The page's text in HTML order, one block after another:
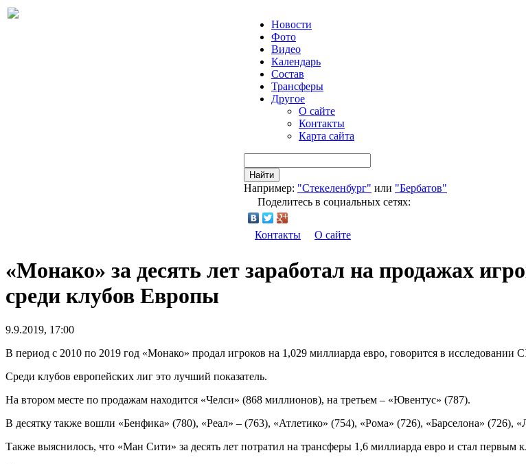
Новости
Фото
Видео
Календарь
Состав
Трансферы
Другое
О сайте
Контакты
Карта сайта
Найти
Например: "Стекеленбург" или "Бербатов"
Поделитесь в социальных сетях:
Контакты О сайте
«Монако» за десять лет заработал на продажах
среди клубов Европы
9.9.2019, 17:00
В период с 2010 по 2019 год «Монако» продал игроков на 1,029 миллиарда евро, говорится в исследовании
Среди клубов европейских лиг это лучший показатель.
На втором месте по продажам находится «Челси» (868 миллионов), на третьем – «Ювентус» (787).
В десятку также вошли «Бенфика» (780), «Реал» – (763), «Атлетико» (754), «Рома» (726), «Барселона» (726),
Также выяснилось, что «Ман Сити» за десять лет потратил на трансферы 1,6 миллиарда евро и стал первым